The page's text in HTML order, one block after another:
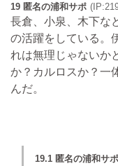
19 匿名の浦和サポ
長倉、小泉、木下な
の活躍をしている。
れは無理じゃないか
か？カルロスか？一
んだ。
19.1 匿名の浦和サポ